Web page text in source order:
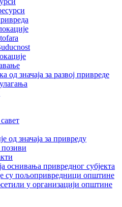
од значаја за развој привреде
од значаја за привреду
позиви
оснивања привредног субјекта
су пољопривредници општине
у организацији општине